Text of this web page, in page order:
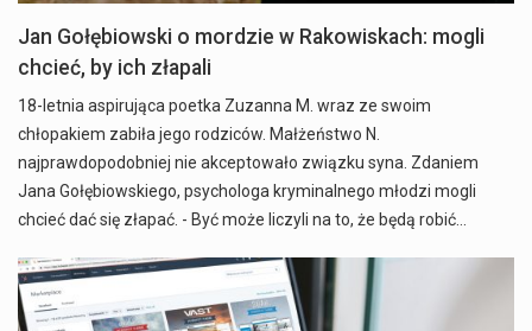
Jan Gołębiowski o mordzie w Rakowiskach: mogli
chcieć, by ich złapali
18-letnia aspirująca poetka Zuzanna M. wraz ze swoim
chłopakiem zabiła jego rodziców. Małżeństwo N.
najprawdopodobniej nie akceptowało związku syna. Zdaniem
Jana Gołębiowskiego, psychologa kryminalnego młodzi mogli
chcieć dać się złapać. - Być może liczyli na to, że będą robić…